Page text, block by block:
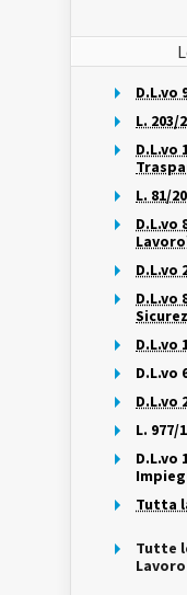
D.L.vo
L.
D.L.vo
L. 81/
D.L.vo
D.L.vo
D.L.vo
D.L.vo
D.L.vo
D.L.vo
L.
D.L.vo
Tutta
Tutte
Lavoro